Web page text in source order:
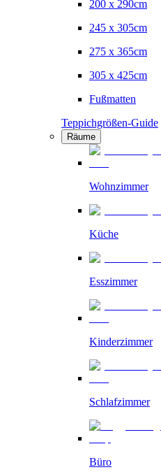
200 x 290cm
245 x 305cm
275 x 365cm
305 x 425cm
Fußmatten
Teppichgrößen-Guide
Räume
Wohnzimmer
Küche
Esszimmer
Kinderzimmer
Schlafzimmer
Büro